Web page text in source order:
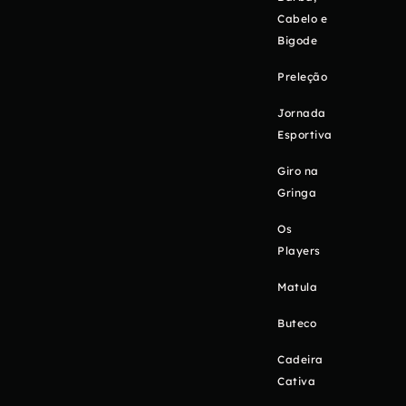
Cabelo e
Bigode
Preleção
Jornada
Esportiva
Giro na
Gringa
Os
Players
Matula
Buteco
Cadeira
Cativa